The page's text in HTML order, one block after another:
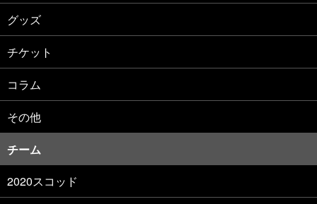
グッズ
チケット
コラム
その他
チーム
2020スコッド